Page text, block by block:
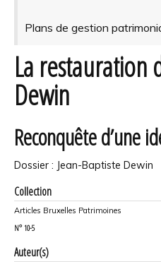
Plans de gestion
La restauration
Dewin
Reconquête d’une
Dossier : Jean-Baptiste Dewin
Collection
Articles Bruxelles Patrimoines
N° 10-5
Auteur(s)